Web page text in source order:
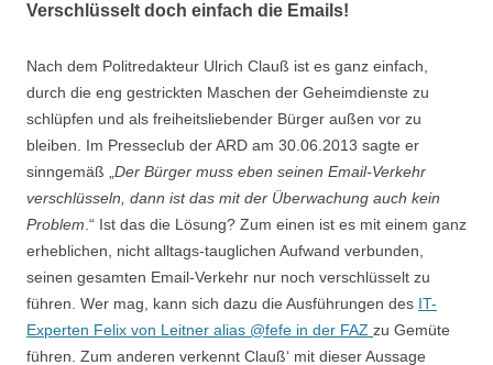
Verschlüsselt doch einfach die Emails!
Nach dem Politredakteur Ulrich Clauß ist es ganz einfach,
durch die eng gestrickten Maschen der Geheimdienste zu
schlüpfen und als freiheitsliebender Bürger außen vor zu
bleiben. Im Presseclub der ARD am 30.06.2013 sagte er
sinngemäß „ Der Bürger muss eben seinen Email-Verkehr
verschlüsseln, dann ist das mit der Überwachung auch kein
Problem .“ Ist das die Lösung? Zum einen ist es mit einem ganz
erheblichen, nicht alltags-tauglichen Aufwand verbunden,
seinen gesamten Email-Verkehr nur noch verschlüsselt zu
führen. Wer mag, kann sich dazu die Ausführungen des IT-
Experten Felix von Leitner alias @fefe in der FAZ zu Gemüte
führen. Zum anderen verkennt Clauß‘ mit dieser Aussage